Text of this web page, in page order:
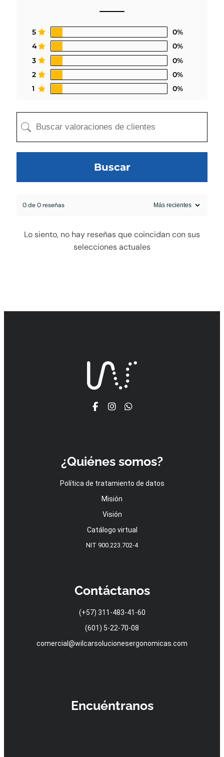
a la cotización
5
0%
4
0%
3
0%
2
0%
1
0%
Buscar
0 de 0 reseñas
Lo siento, no hay reseñas que coincidan con sus
selecciones actuales
¿Quiénes somos?
Política de tratamiento de datos
Misión
Visión
Catálogo virtual
NIT 900.223.702-4
Contáctanos
(+57) 311-483-41-60
(601) 5-22-70-08
comercial@wilcarsolucionesergonomicas.com
Encuéntranos